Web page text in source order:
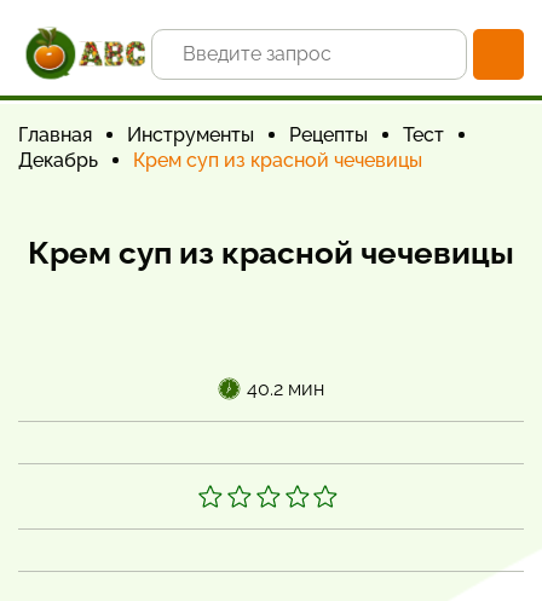
Главная Инструменты Рецепты
Тест
Декабрь
Крем суп из красной чечевицы
Крем суп из красной чечевицы
40.2 мин